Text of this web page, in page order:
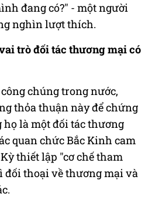
đang có?" - một người
nghìn lượt thích.
trò đối tác thương mại có
chúng trong nước,
thỏa thuận này để chứng
là một đối tác thương
quan chức Bắc Kinh cam
thiết lập "cơ chế tham
thoại về thương mại và